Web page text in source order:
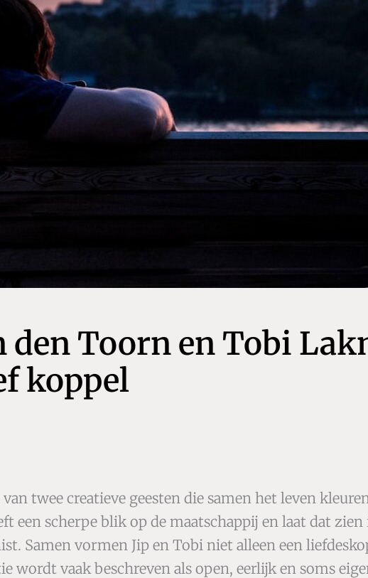
den Toorn en Tobi
koppel
twee creatieve geesten die samen het leven
een scherpe blik op de maatschappij en laat dat
Samen vormen Jip en Tobi niet alleen een
wordt vaak beschreven als open, eerlijk en soms